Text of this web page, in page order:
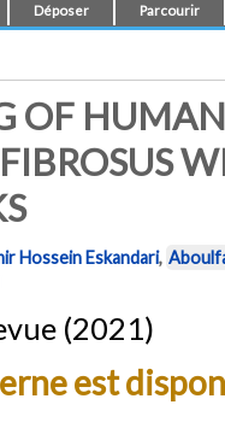
Déposer Parcourir
OF
Hossein Eskandari,
(2021)
est